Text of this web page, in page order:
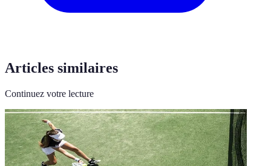
Articles similaires
Continuez votre lecture